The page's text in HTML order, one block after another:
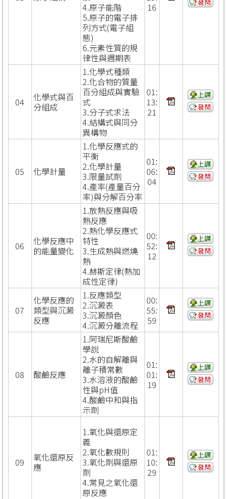
4.原子能階
5.原子的電子排
列方式(電子組
態)
6.元素性質的規
律性與週期表
16
04
化學式與百
分組成
1.化學式種類
2.化合物的質量
百分組成與實驗
式
3.分子式求法
4.結構式與同分
異構物
01:
13:
21
05 化學計量
1.化學反應式的
平衡
2.化學計量
3.限量試劑
4.產率(產量百分
率)與分解百分率
01:
06:
04
06
化學反應中
的能量變化
1.放熱反應與吸
熱反應
2.熱化學反應式
特性
3.生成熱與燃燒
熱
4.赫斯定律(熱加
成性定律)
00:
52:
12
07
化學反應的
類型與沉澱
反應
1.反應類型
2.沉澱表
3.沉澱顏色
4.沉澱分離流程
00:
55:
59
08 酸鹼反應
1.阿瑞尼斯酸鹼
學說
2.水的自解離與
離子積常數
3.水溶液的酸鹼
性與pH值
4.酸鹼中和與指
示劑
01:
01:
19
09
氧化還原反
應
1.氧化與還原定
義
2.氧化數規則
3.氧化劑與還原
劑
4.常見之氧化還
原反應
01:
10:
29